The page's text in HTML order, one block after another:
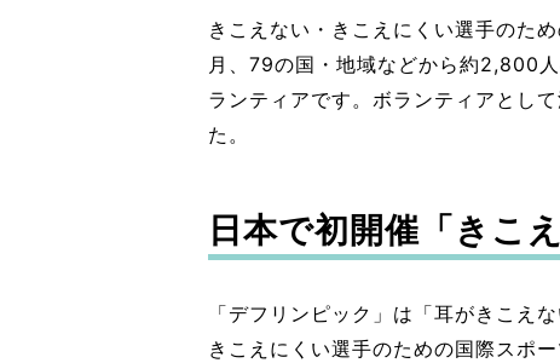
きこえない・きこえにくい選手のた
月、79の国・地域などから約2,800
ランティアです。ボランティアとし
た。
日本で初開催「きこ
「デフリンピック」は「耳がきこえ
きこえにくい選手のための国際スポ